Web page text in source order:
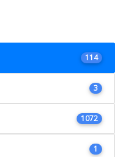
114
3
1072
1